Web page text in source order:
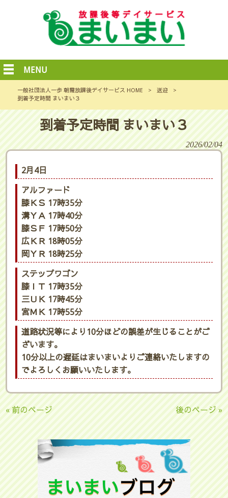
MENU
一般社団法人一歩 朝霞放課後デイサービス HOME > 送迎
>
到着予定時間 まいまい３
到着予定時間 まいまい３
2026/02/04
2月4日
アルファード
膝ＫＳ 17時35分
溝ＹＡ 17時40分
膝ＳＦ 17時50分
広ＫＲ 18時05分
岡ＹＲ 18時25分
ステップワゴン
膝ＩＴ 17時35分
三ＵＫ 17時45分
宮ＭＫ 17時55分
道路状況等により10分ほどの誤差が生じることがご
ざいます。
10分以上の遅延はまいまいよりご連絡いたしますの
でよろしくお願いいたします。
« 前のページ 後のページ »